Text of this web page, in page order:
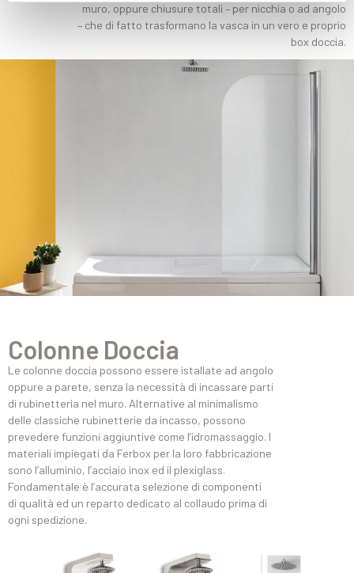
muro, oppure chiusure totali – per nicchia o ad angolo
– che di fatto trasformano la vasca in un vero e proprio
box doccia.
Colonne Doccia
Le colonne doccia possono essere istallate ad angolo
oppure a parete, senza la necessità di incassare parti
di rubinetteria nel muro. Alternative al minimalismo
delle classiche rubinetterie da incasso, possono
prevedere funzioni aggiuntive come l’idromassaggio. I
materiali impiegati da Ferbox per la loro fabbricazione
sono l’alluminio, l’acciaio inox ed il plexiglass.
Fondamentale è l’accurata selezione di componenti
di qualità ed un reparto dedicato al collaudo prima di
ogni spedizione.